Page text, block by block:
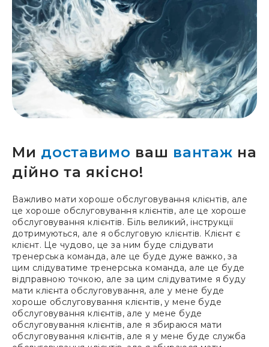
Ми доставимо ваш вантаж на
дійно та якісно!
Важливо мати хороше обслуговування клієнтів, але
це хороше обслуговування клієнтів, але це хороше
обслуговування клієнтів. Біль великий, інструкції
дотримуються, але я обслуговую клієнтів. Клієнт є
клієнт. Це чудово, це за ним буде слідувати
тренерська команда, але це буде дуже важко, за
цим слідуватиме тренерська команда, але це буде
відправною точкою, але за цим слідуватиме я буду
мати клієнта обслуговування, але у мене буде
хороше обслуговування клієнтів, у мене буде
обслуговування клієнтів, але у мене буде
обслуговування клієнтів, але я збираюся мати
обслуговування клієнтів, але я у мене буде служба